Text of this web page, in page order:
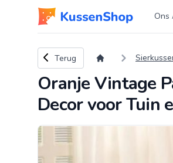
Logo www.kussenshop.nl Ons
Terug naar overzicht
Terug
Oranje Vintage
Decor voor Tuin